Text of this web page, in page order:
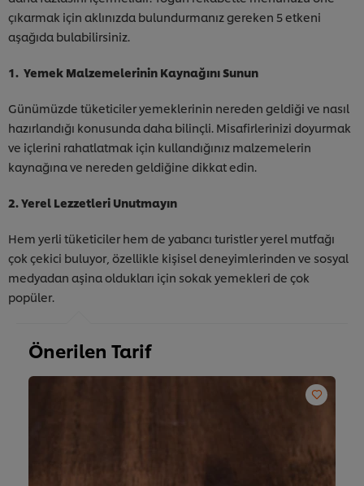
çıkarmak için aklınızda bulundurmanız gereken 5 etkeni
aşağıda bulabilirsiniz.
1. Yemek Malzemelerinin Kaynağını Sunun
Günümüzde tüketiciler yemeklerinin nereden geldiği ve nasıl
hazırlandığı konusunda daha bilinçli. Misafirlerinizi doyurmak
ve içlerini rahatlatmak için kullandığınız malzemelerin
kaynağına ve nereden geldiğine dikkat edin.
2. Yerel Lezzetleri Unutmayın
Hem yerli tüketiciler hem de yabancı turistler yerel mutfağı
çok çekici buluyor, özellikle kişisel deneyimlerinden ve sosyal
medyadan aşina oldukları için sokak yemekleri de çok
popüler.
Önerilen Tarif